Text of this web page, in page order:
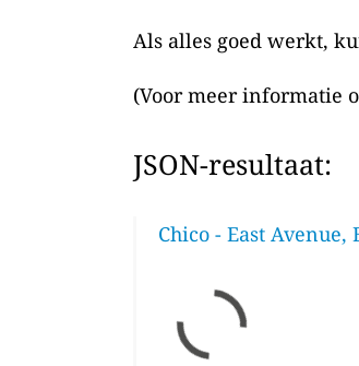
Als alles goed werkt,
(Voor meer informatie
JSON-resultaat:
Chico - East